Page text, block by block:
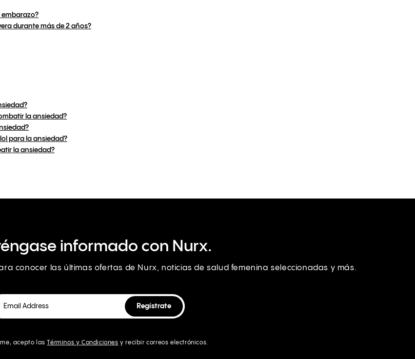
embarazo?
durante más de 2 años?
la ansiedad?
para la ansiedad?
la ansiedad?
informado con Nurx.
conocer las últimas ofertas de Nurx, noticias de salud femenina seleccionadas y más.
acepto lasTérminos y Condiciones y recibir correos electrónicos.